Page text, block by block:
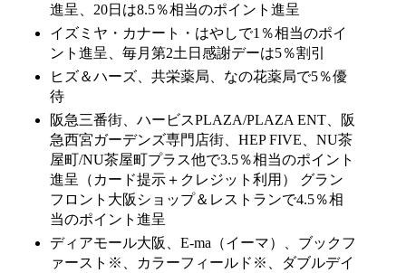
進呈、20日は8.5％相当のポイント進呈
イズミヤ・カナート・はやしで1％相当のポイ
ント進呈、毎月第2土日感謝デーは5％割引
ヒズ＆ハーズ、共栄薬局、なの花薬局で5％優
待
阪急三番街、ハービスPLAZA/PLAZA ENT、阪
急西宮ガーデンズ専門店街、HEP FIVE、NU茶
屋町/NU茶屋町プラス他で3.5％相当のポイント
進呈（カード提示＋クレジット利用） グラン
フロント大阪ショップ＆レストランで4.5％相
当のポイント進呈
ディアモール大阪、E-ma（イーマ）、ブックフ
ァースト※、カラーフィールド※、ダブルデイ